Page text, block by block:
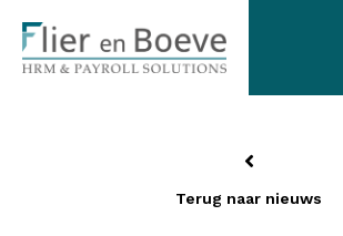
naar
Terug naar nieuws